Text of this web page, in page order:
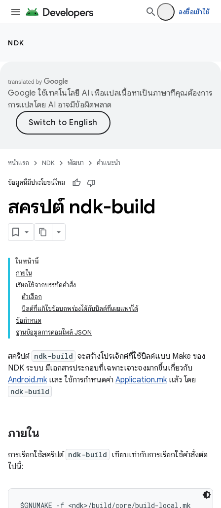
ลงชื่อเข้าใช้
NDK
Google ใช้เทคโนโลยี AI เพื่อแปลเนื้อหาเป็นภาษาที่คุณต้องการ
การแปลโดย AI อาจมีข้อผิดพลาด
หน้าแรก NDK พัฒนา คำแนะนำ
ข้อมูลนี้มีประโยชน์ไหม
สคริปต์ ndk-build
ในหน้านี้
ภายใน
เรียกใช้จากบรรทัดคำสั่ง
ตัวเลือก
บิลด์ที่แก้ไขข้อบกพร่องได้กับบิลด์ที่เผยแพร่ได้
ข้อกำหนด
ฐานข้อมูลการคอมไพล์ JSON
สคริปต์ ndk-build จะสร้างโปรเจ็กต์ที่ใช้บิลด์แบบ Make ของ
NDK ระบบ มีเอกสารประกอบที่เฉพาะเจาะจงมากขึ้นเกี่ยวกับ
Android.mkและ ใช้การกำหนดค่า Application.mkแล้ว โดย
ndk-build
ภายใน
การเรียกใช้สคริปต์ ndk-build เทียบเท่ากับการเรียกใช้คำสั่งต่อ
ไปนี้:
$GNUMAKE -f <ndk>/build/core/build-local.mk